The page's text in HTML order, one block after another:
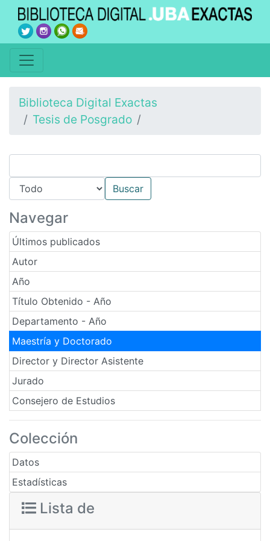
Biblioteca Digital Exactas
Tesis de Posgrado
Navegar
Últimos publicados
Autor
Año
Título Obtenido - Año
Departamento - Año
Maestría y Doctorado
Director y Director Asistente
Jurado
Consejero de Estudios
Colección
Datos
Estadísticas
Lista de